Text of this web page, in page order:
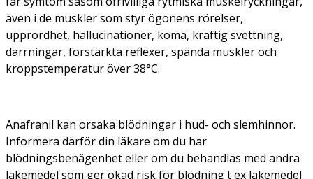
även i de muskler som styr ögonens rörelser,
upprördhet, hallucinationer, koma, kraftig svettning,
darrningar, förstärkta reflexer, spända muskler och
kroppstemperatur över 38°C.
Anafranil kan orsaka blödningar i hud- och slemhinnor.
Informera därför din läkare om du har
blödningsbenägenhet eller om du behandlas med andra
läkemedel som ger ökad risk för blödning t ex läkemedel